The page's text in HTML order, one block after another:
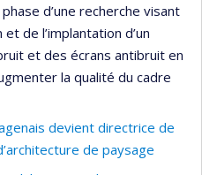
d’une recherche visant
de l’implantation d’un
et des écrans antibruit en
la qualité du cadre
devient directrice de
de paysage